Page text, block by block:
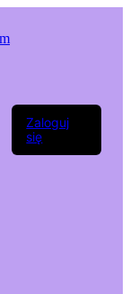
Zaloguj
się